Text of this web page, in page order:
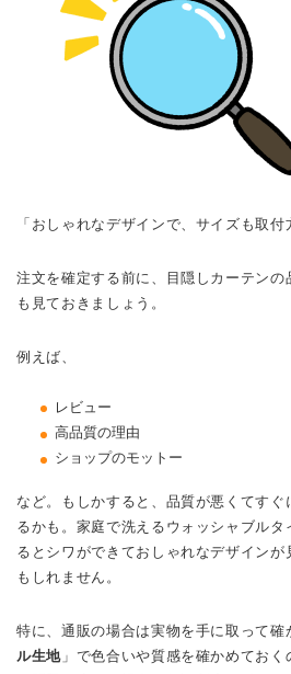
「おしゃれなデザインで、サイズも取付
注文を確定する前に、目隠しカーテン
も見ておきましょう。
例えば、
レビュー
高品質の理由
ショップのモットー
など。もしかすると、品質が悪くてす
るかも。家庭で洗えるウォッシャブル
るとシワができておしゃれなデザイン
もしれません。
特に、通販の場合は実物を手に取って確
ル生地」で色合いや質感を確かめておく